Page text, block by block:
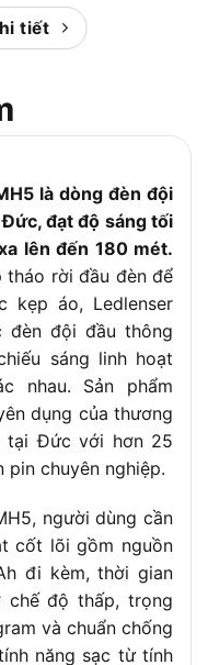
USB-A to Magnetic –
sạc hoặc pin AA theo
System
tiết
là dòng đèn đội
đạt độ sáng tối
lên đến 180 mét.
tháo rời đầu đèn để
kẹp áo, Ledlenser
đèn đội đầu thông
sáng linh hoạt
nhau. Sản phẩm
dụng của thương
tại Đức với hơn 25
pin chuyên nghiệp.
người dùng cần
cốt lõi gồm nguồn
đi kèm, thời gian
chế độ thấp, trọng
và chuẩn chống
năng sạc từ tính